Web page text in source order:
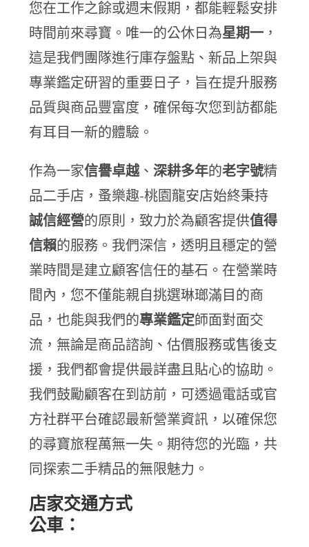
您在工作之餘或週末假期，都能輕鬆安排
時間前來尋寶。唯一的公休日為星期一 ，
這是我們團隊進行庫存盤點、新品上架與
專業鑑定研習的重要日子，旨在提升服務
品質與商品豐富度，確保每次您到訪都能
有耳目一新的體驗。
作為一家信譽卓越、深耕多年的老字號精
品二手店，蚤樂趣-桃園龍安店始終秉持
誠信經營的原則，致力於為顧客提供值得
信賴的服務。我們深信，透明且穩定的營
業時間是建立顧客信任的基石。在營業時
間內，您不僅能親自挑選琳瑯滿目的商
品，也能與我們的專業鑑定師面對面交
流，無論是商品諮詢、估價服務或售後支
援，我們都會提供最詳盡且貼心的協助。
我們鼓勵顧客在到訪前，可透過電話或官
方社群平台確認最新營業資訊，以確保您
的尋寶旅程萬無一失。期待您的光臨，共
同探索二手精品的無限魅力。
店家交通方式
公車：